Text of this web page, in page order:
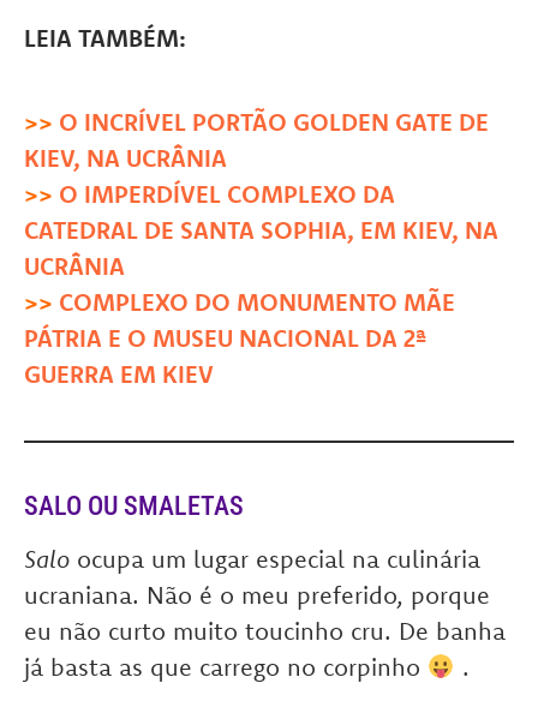
LEIA TAMBÉM:
>> O INCRÍVEL PORTÃO GOLDEN GATE DE
KIEV, NA UCRÂNIA
>> O IMPERDÍVEL COMPLEXO DA
CATEDRAL DE SANTA SOPHIA, EM KIEV, NA
UCRÂNIA
>> COMPLEXO DO MONUMENTO MÃE
PÁTRIA E O MUSEU NACIONAL DA 2ª
GUERRA EM KIEV
SALO OU SMALETAS
Salo ocupa um lugar especial na culinária
ucraniana. Não é o meu preferido, porque
eu não curto muito toucinho cru. De banha
já basta as que carrego no corpinho
.